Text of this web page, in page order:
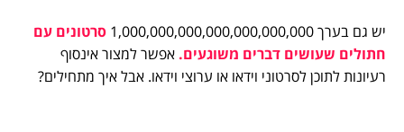
יש גם בערך 1,000,000,000,000,000,000,000
סרטונים עם
חתולים שעושים דברים משוגעים. אפשר למצור אינסוף
רעיונות לתוכן לסרטוני וידאו או ערוצי וידאו. אבל איך מתחילים?